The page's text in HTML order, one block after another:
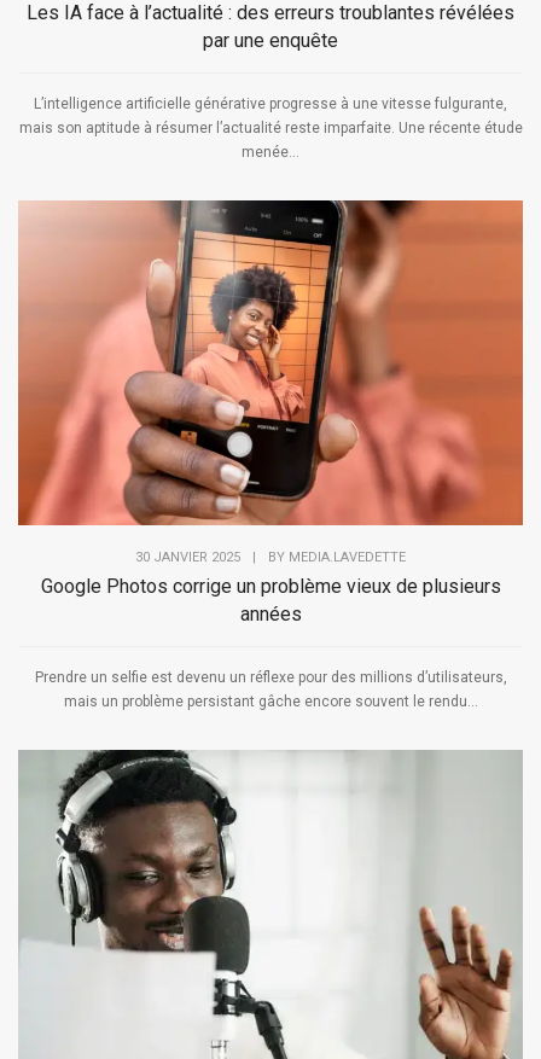
Les IA face à l’actualité : des erreurs troublantes révélées
par une enquête
L’intelligence artificielle générative progresse à une vitesse fulgurante,
mais son aptitude à résumer l’actualité reste imparfaite. Une récente étude
menée...
30 JANVIER 2025 BY MEDIA.LAVEDETTE
Google Photos corrige un problème vieux de plusieurs
années
Prendre un selfie est devenu un réflexe pour des millions d’utilisateurs,
mais un problème persistant gâche encore souvent le rendu...